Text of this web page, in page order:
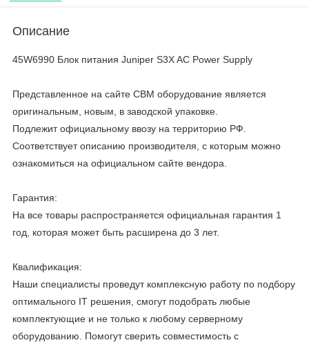
Описание
45W6990 Блок питания Juniper S3X AC Power Supply
Представленное на сайте CBM оборудование является
оригинальным, новым, в заводской упаковке.
Подлежит официальному ввозу на территорию РФ.
Соответствует описанию производителя, с которым можно
ознакомиться на официальном сайте вендора.
Гарантия:
На все товары распространяется официальная гарантия 1
год, которая может быть расширена до 3 лет.
Квалификация:
Наши специалисты проведут комплексную работу по подбору
оптимального IT решения, смогут подобрать любые
комплектующие и не только к любому серверному
оборудованию. Помогут сверить совместимость с